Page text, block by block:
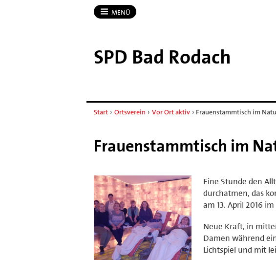
MENÜ
SPD Bad Rodach
Start › Ortsverein › Vor Ort aktiv › Frauenstammtisch im
Frauenstammtisch im
Eine Stunde den
durchatmen, das
am 13. April 2016
Neue Kraft, in
Damen während
Lichtspiel und mit